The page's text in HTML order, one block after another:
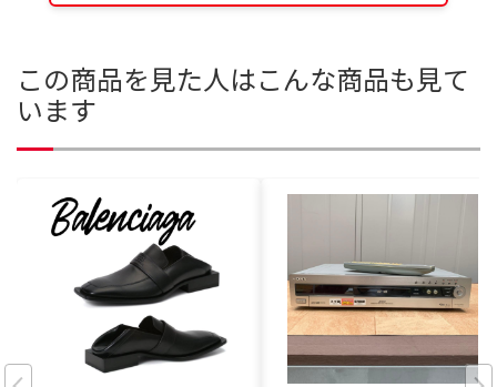
この商品を見た人はこんな商品も見て
います